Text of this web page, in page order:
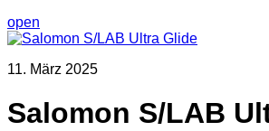
open
11. März 2025
Salomon S/LAB